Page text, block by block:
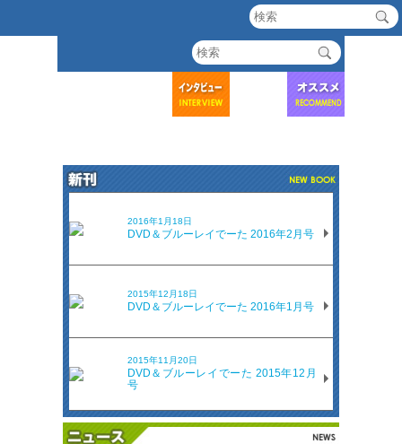
2016年1月18日
DVD＆ブルーレイでーた 2016年2月号
2015年12月18日
DVD＆ブルーレイでーた 2016年1月号
2015年11月20日
DVD＆ブルーレイでーた 2015年12月
号